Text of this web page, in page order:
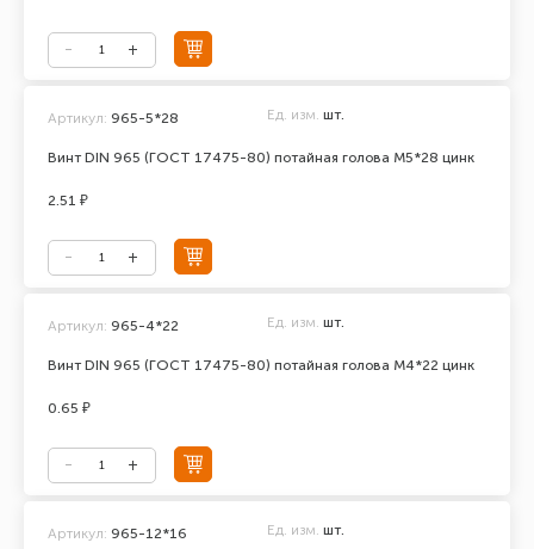
Винт DIN 965 (ГОСТ 17475-80) потайная голова М5*28 цинк
Артикул: 965-5*28 Ед. изм. шт.
2.51 ₽
Винт DIN 965 (ГОСТ 17475-80) потайная голова М4*22 цинк
Артикул: 965-4*22 Ед. изм. шт.
0.65 ₽
Артикул: 965-12*16 Ед. изм. шт.